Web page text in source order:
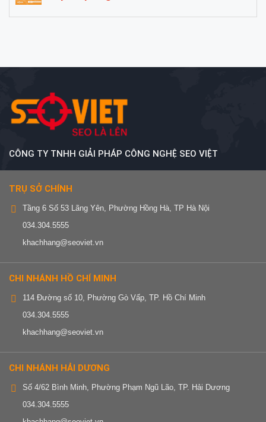
CÔNG TY TNHH GIẢI PHÁP CÔNG NGHỆ SEO VIỆT
TRỤ SỞ CHÍNH
Tầng 6 Số 53 Lãng Yên, Phường Hồng Hà, TP Hà Nội
034.304.5555
khachhang@seoviet.vn
CHI NHÁNH HỒ CHÍ MINH
114 Đường số 10, Phường Gò Vấp, TP. Hồ Chí Minh
034.304.5555
khachhang@seoviet.vn
CHI NHÁNH HẢI DƯƠNG
Số 4/62 Bình Minh, Phường Phạm Ngũ Lão, TP. Hải Dương
034.304.5555